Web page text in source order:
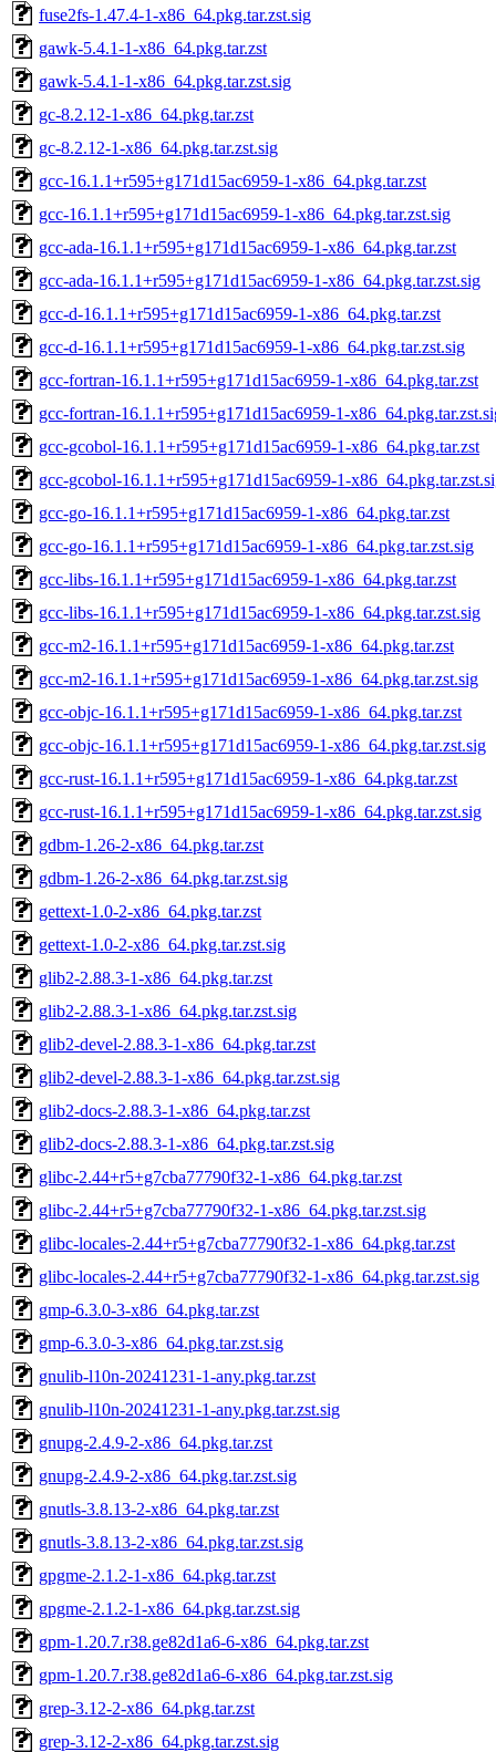
fuse2fs-1.47.4-1-x86_64.pkg.tar.zst.sig
gawk-5.4.1-1-x86_64.pkg.tar.zst
gawk-5.4.1-1-x86_64.pkg.tar.zst.sig
gc-8.2.12-1-x86_64.pkg.tar.zst
gc-8.2.12-1-x86_64.pkg.tar.zst.sig
gcc-16.1.1+r595+g171d15ac6959-1-x86_64.pkg.tar.zst
gcc-16.1.1+r595+g171d15ac6959-1-x86_64.pkg.tar.zst.sig
gcc-ada-16.1.1+r595+g171d15ac6959-1-x86_64.pkg.tar.zst
gcc-ada-16.1.1+r595+g171d15ac6959-1-x86_64.pkg.tar.zst.sig
gcc-d-16.1.1+r595+g171d15ac6959-1-x86_64.pkg.tar.zst
gcc-d-16.1.1+r595+g171d15ac6959-1-x86_64.pkg.tar.zst.sig
gcc-fortran-16.1.1+r595+g171d15ac6959-1-x86_64.pkg.tar.zst
gcc-fortran-16.1.1+r595+g171d15ac6959-1-
gcc-gcobol-16.1.1+r595+g171d15ac6959-1-x86_64.pkg.tar.zst
gcc-gcobol-16.1.1+r595+g171d15ac6959-1-
gcc-go-16.1.1+r595+g171d15ac6959-1-x86_64.pkg.tar.zst
gcc-go-16.1.1+r595+g171d15ac6959-1-x86_64.pkg.tar.zst.sig
gcc-libs-16.1.1+r595+g171d15ac6959-1-x86_64.pkg.tar.zst
gcc-libs-16.1.1+r595+g171d15ac6959-1-x86_64.pkg.tar.zst.sig
gcc-m2-16.1.1+r595+g171d15ac6959-1-x86_64.pkg.tar.zst
gcc-m2-16.1.1+r595+g171d15ac6959-1-x86_64.pkg.tar.zst.sig
gcc-objc-16.1.1+r595+g171d15ac6959-1-x86_64.pkg.tar.zst
gcc-objc-16.1.1+r595+g171d15ac6959-1-x86_64.pkg.tar.zst.sig
gcc-rust-16.1.1+r595+g171d15ac6959-1-x86_64.pkg.tar.zst
gcc-rust-16.1.1+r595+g171d15ac6959-1-x86_64.pkg.tar.zst.sig
gdbm-1.26-2-x86_64.pkg.tar.zst
gdbm-1.26-2-x86_64.pkg.tar.zst.sig
gettext-1.0-2-x86_64.pkg.tar.zst
gettext-1.0-2-x86_64.pkg.tar.zst.sig
glib2-2.88.3-1-x86_64.pkg.tar.zst
glib2-2.88.3-1-x86_64.pkg.tar.zst.sig
glib2-devel-2.88.3-1-x86_64.pkg.tar.zst
glib2-devel-2.88.3-1-x86_64.pkg.tar.zst.sig
glib2-docs-2.88.3-1-x86_64.pkg.tar.zst
glib2-docs-2.88.3-1-x86_64.pkg.tar.zst.sig
glibc-2.44+r5+g7cba77790f32-1-x86_64.pkg.tar.zst
glibc-2.44+r5+g7cba77790f32-1-x86_64.pkg.tar.zst.sig
glibc-locales-2.44+r5+g7cba77790f32-1-x86_64.pkg.tar.zst
glibc-locales-2.44+r5+g7cba77790f32-1-x86_64.pkg.tar.zst.sig
gmp-6.3.0-3-x86_64.pkg.tar.zst
gmp-6.3.0-3-x86_64.pkg.tar.zst.sig
gnulib-l10n-20241231-1-any.pkg.tar.zst
gnulib-l10n-20241231-1-any.pkg.tar.zst.sig
gnupg-2.4.9-2-x86_64.pkg.tar.zst
gnupg-2.4.9-2-x86_64.pkg.tar.zst.sig
gnutls-3.8.13-2-x86_64.pkg.tar.zst
gnutls-3.8.13-2-x86_64.pkg.tar.zst.sig
gpgme-2.1.2-1-x86_64.pkg.tar.zst
gpgme-2.1.2-1-x86_64.pkg.tar.zst.sig
gpm-1.20.7.r38.ge82d1a6-6-x86_64.pkg.tar.zst
gpm-1.20.7.r38.ge82d1a6-6-x86_64.pkg.tar.zst.sig
grep-3.12-2-x86_64.pkg.tar.zst
grep-3.12-2-x86_64.pkg.tar.zst.sig